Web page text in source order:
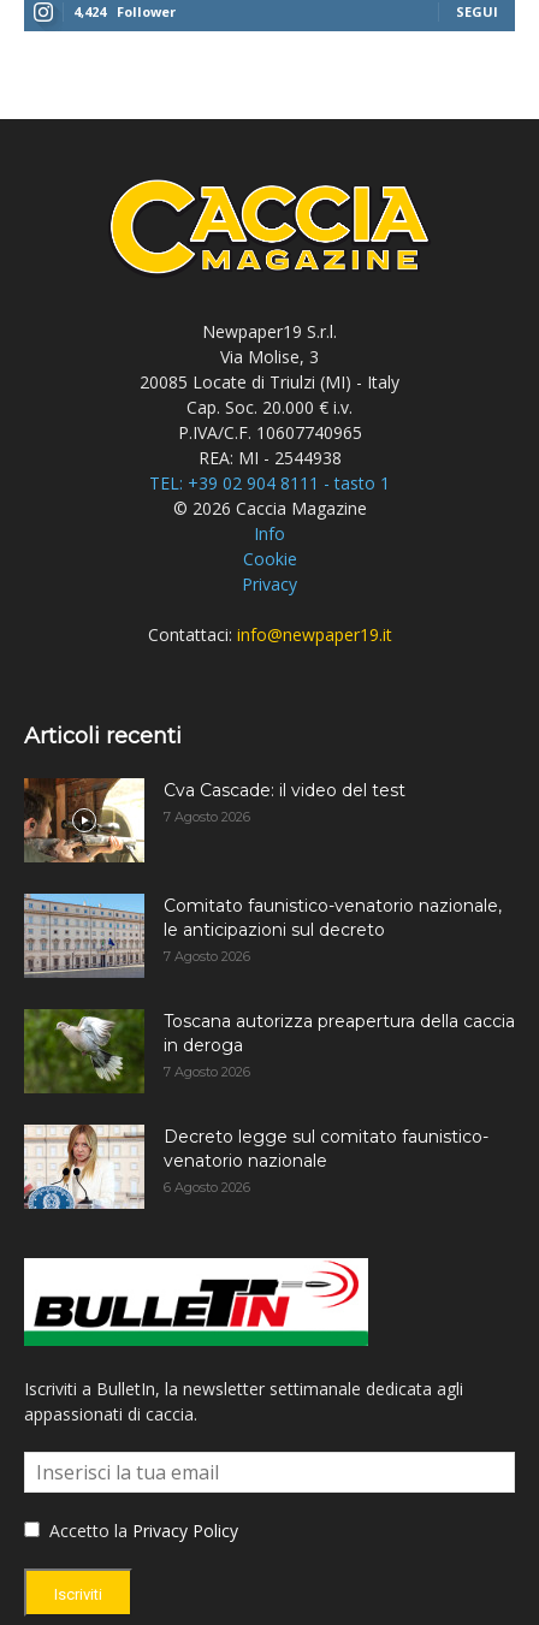
4,424 Follower SEGUI
Newpaper19 S.r.l.
Via Molise, 3
20085 Locate di Triulzi (MI) - Italy
Cap. Soc. 20.000 € i.v.
P.IVA/C.F. 10607740965
REA: MI - 2544938
TEL: +39 02 904 8111 - tasto 1
© 2026 Caccia Magazine
Info
Cookie
Privacy
Contattaci: info@newpaper19.it
Articoli recenti
Cva Cascade: il video del test
7 Agosto 2026
Comitato faunistico-venatorio nazionale,
le anticipazioni sul decreto
7 Agosto 2026
Toscana autorizza preapertura della caccia
in deroga
7 Agosto 2026
Decreto legge sul comitato faunistico-
venatorio nazionale
6 Agosto 2026
Iscriviti a BulletIn, la newsletter settimanale dedicata agli
appassionati di caccia.
Accetto la Privacy Policy
Iscriviti